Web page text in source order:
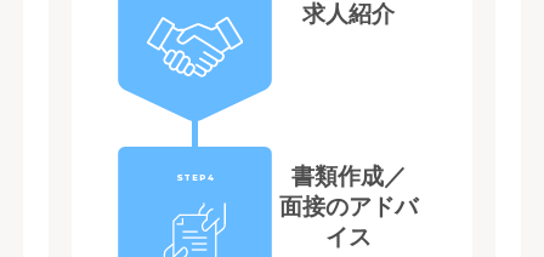
求人紹介
STEP4
書類作成／
面接のアドバ
イス